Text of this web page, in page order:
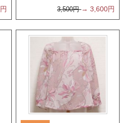
円 3,500円→ 3,600円